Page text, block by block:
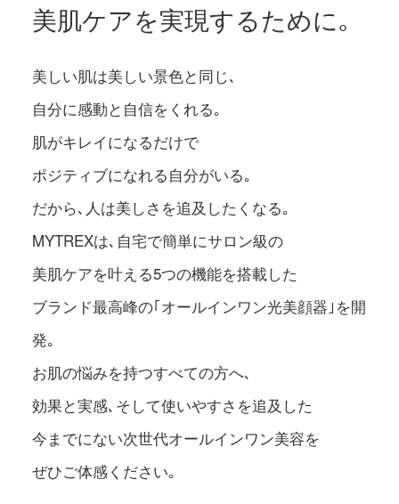
美肌ケアを実現するために｡
美しい肌は美しい景色と同じ､
自分に感動と自信をくれる｡
肌がキレイになるだけで
ポジティブになれる自分がいる｡
だから､人は美しさを追及したくなる｡
MYTREXは､自宅で簡単にサロン級の
美肌ケアを叶える5つの機能を搭載した
ブランド最高峰の｢オールインワン光美顔器｣を開
発｡
お肌の悩みを持つすべての方へ､
効果と実感､そして使いやすさを追及した
今までにない次世代オールインワン美容を
ぜひご体感ください｡